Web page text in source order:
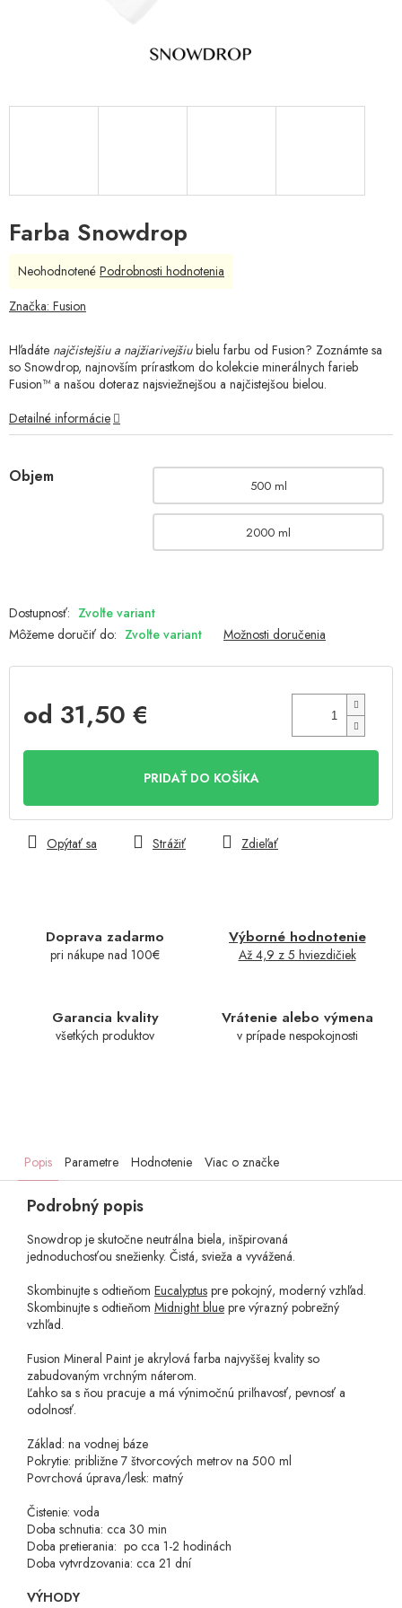
Farba Snowdrop
Objem 500 ml
2000 ml
Zvoľte variant
Môžeme doručiť do: Zvoľte variant Možnosti doručenia
od 31,50 €
PRIDAŤ DO KOŠÍKA
Doprava zadarmo
pri nákupe nad 100€
Výborné hodnotenie
Až 4,9 z 5 hviezdičiek
Garancia kvality
všetkých produktov
Vrátenie alebo výmena
v prípade nespokojnosti
Hľadáte najčistejšiu a najžiarivejšiu bielu farbu od Fusion? Zoznámte sa
so Snowdrop, najnovším prírastkom do kolekcie minerálnych farieb
Fusion™ a našou doteraz najsviežnejšou a najčistejšou bielou.
Detailné informácie
Opýtať sa Strážiť Zdieľať
Priemerné
produktu
z
5
hviezdičiek.
Neohodnotené Podrobnosti hodnotenia
Značka: Fusion
Popis Parametre Hodnotenie Viac o značke
Podrobný popis
Snowdrop je skutočne neutrálna biela, inšpirovaná
jednoduchosťou snežienky. Čistá, svieža a vyvážená.
Skombinujte s odtieňom Eucalyptus pre pokojný, moderný vzhľad.
Skombinujte s odtieňom Midnight blue pre výrazný pobrežný
vzhľad.
Fusion Mineral Paint je akrylová farba najvyššej kvality so
zabudovaným vrchným náterom.
Ľahko sa s ňou pracuje a má výnimočnú priľnavosť, pevnosť a
odolnosť.
Základ: na vodnej báze
Pokrytie: približne 7 štvorcových metrov na 500 ml
Povrchová úprava/lesk: matný
Čistenie: voda
Doba schnutia: cca 30 min
Doba pretierania: po cca 1-2 hodinách
Doba vytvrdzovania: cca 21 dní
VÝHODY